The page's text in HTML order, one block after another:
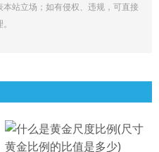
站立场；如有侵权、违规，可直接